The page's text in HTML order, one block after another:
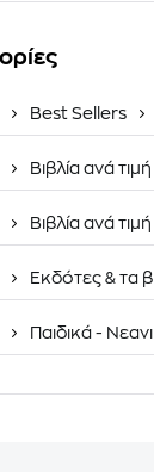
Best Sellers
Βιβλία ανά τιμή
Βιβλία ανά τιμή
Εκδότες & τα
Παιδικά -